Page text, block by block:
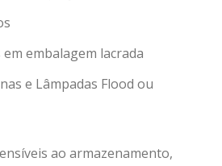
embalagem lacrada
e Lâmpadas Flood ou
ao armazenamento,